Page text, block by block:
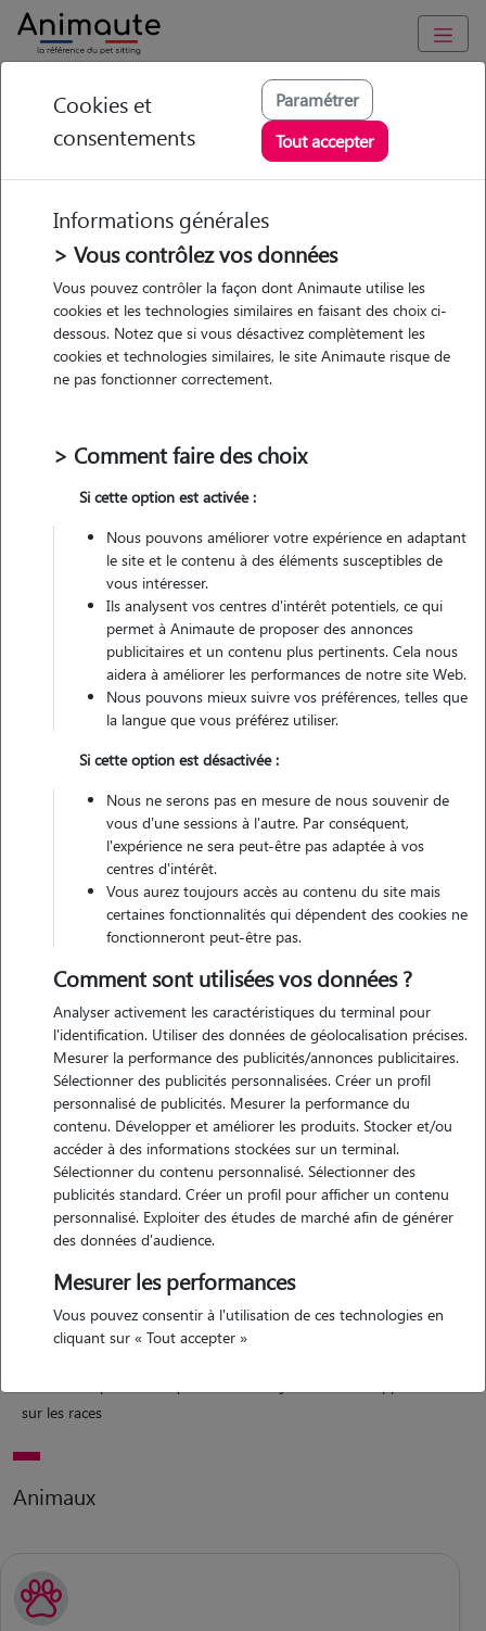
Animaute Occitanie Montady
Océane - Petsitter à
QUARANTE
• 25 ans
Véhiculé
Garde réalisée
Contacter
L'envoi d'une demande est sans engagement
Motivation
vivre de ma passion et donner du bonheur au chiens autour de moi
ayant l'accaced je veux me rapprocher de mon rêve qui est de
devenir éducatrice canin et d'ouvrir un centre aérer canin . j'aimerais
en apprendre plus sur les chiens afin d'aider au mieux leurs gardiens
pue lors de ces stages apprendre sur les codes canins leurs bien être
sur les races
Animaux
Cookies et
consentements
Paramétrer
Tout accepter
Informations générales
> Vous contrôlez vos données
Vous pouvez contrôler la façon dont Animaute utilise les
cookies et les technologies similaires en faisant des choix ci-
dessous. Notez que si vous désactivez complètement les
cookies et technologies similaires, le site Animaute risque de
ne pas fonctionner correctement.
> Comment faire des choix
Si cette option est activée :
Nous pouvons améliorer votre expérience en adaptant
le site et le contenu à des éléments susceptibles de
vous intéresser.
Ils analysent vos centres d'intérêt potentiels, ce qui
permet à Animaute de proposer des annonces
publicitaires et un contenu plus pertinents. Cela nous
aidera à améliorer les performances de notre site Web.
Nous pouvons mieux suivre vos préférences, telles que
la langue que vous préférez utiliser.
Si cette option est désactivée :
Nous ne serons pas en mesure de nous souvenir de
vous d'une sessions à l'autre. Par conséquent,
l'expérience ne sera peut-être pas adaptée à vos
centres d'intérêt.
Vous aurez toujours accès au contenu du site mais
certaines fonctionnalités qui dépendent des cookies ne
fonctionneront peut-être pas.
Comment sont utilisées vos données ?
Analyser activement les caractéristiques du terminal pour
l'identification. Utiliser des données de géolocalisation précises.
Mesurer la performance des publicités/annonces publicitaires.
Sélectionner des publicités personnalisées. Créer un profil
personnalisé de publicités. Mesurer la performance du
contenu. Développer et améliorer les produits. Stocker et/ou
accéder à des informations stockées sur un terminal.
Sélectionner du contenu personnalisé. Sélectionner des
publicités standard. Créer un profil pour afficher un contenu
personnalisé. Exploiter des études de marché afin de générer
des données d'audience.
Mesurer les performances
Vous pouvez consentir à l'utilisation de ces technologies en
cliquant sur « Tout accepter »